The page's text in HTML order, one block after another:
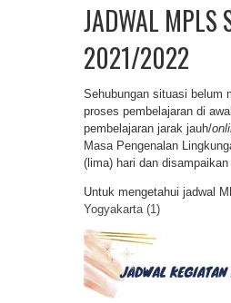
JADWAL MPLS
2021/2022
Sehubungan situasi belum
proses pembelajaran di
pembelajaran jarak jauh/
Masa Pengenalan
(lima) hari dan
Untuk mengetahui jadwal
Yogyakarta (1)